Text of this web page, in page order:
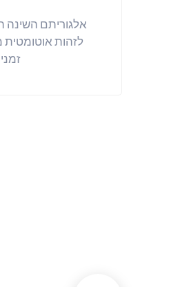
אלגוריתם השינה